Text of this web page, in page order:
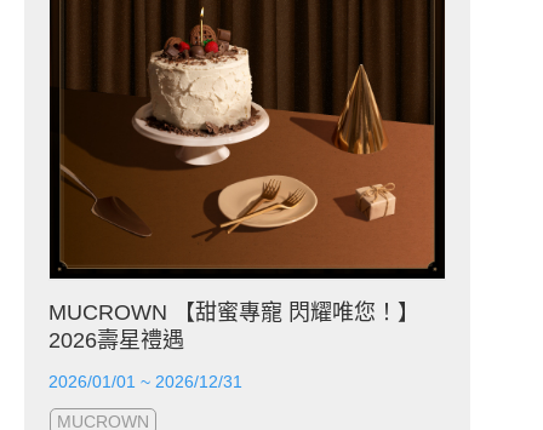
MUCROWN 【甜蜜專寵 閃耀唯您！】
2026壽星禮遇
2026/01/01 ~ 2026/12/31
MUCROWN